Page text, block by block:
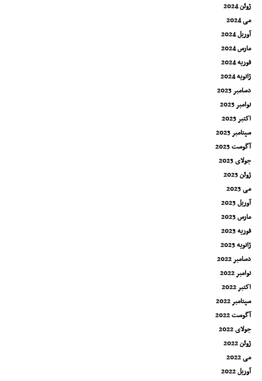
ژوئن 2024
می 2024
آوریل 2024
مارس 2024
فوریه 2024
ژانویه 2024
دسامبر 2023
نوامبر 2023
اکتبر 2023
سپتامبر 2023
آگوست 2023
جولای 2023
ژوئن 2023
می 2023
آوریل 2023
مارس 2023
فوریه 2023
ژانویه 2023
دسامبر 2022
نوامبر 2022
اکتبر 2022
سپتامبر 2022
آگوست 2022
جولای 2022
ژوئن 2022
می 2022
آوریل 2022